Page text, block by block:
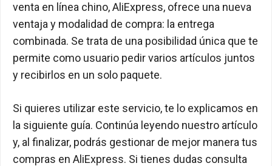
venta en línea chino, AliExpress, ofrece una nueva
ventaja y modalidad de compra: la entrega
combinada. Se trata de una posibilidad única que te
permite como usuario pedir varios artículos juntos
y recibirlos en un solo paquete.
Si quieres utilizar este servicio, te lo explicamos en
la siguiente guía. Continúa leyendo nuestro artículo
y, al finalizar, podrás gestionar de mejor manera tus
compras en AliExpress. Si tienes dudas consulta